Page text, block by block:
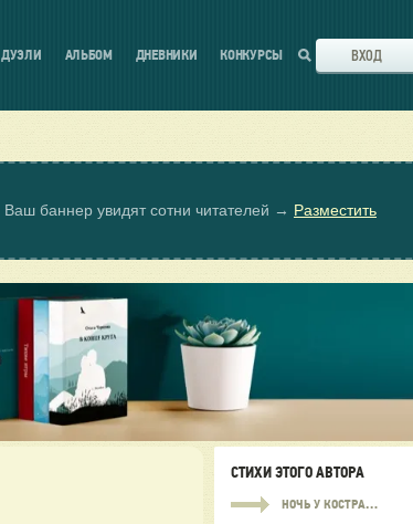
ДУЭЛИ АЛЬБОМ ДНЕВНИКИ КОНКУРСЫ ВХОД
Ваш баннер увидят сотни читателей → Разместить
СТИХИ ЭТОГО АВТОРА
НОЧЬ У КОСТРА…